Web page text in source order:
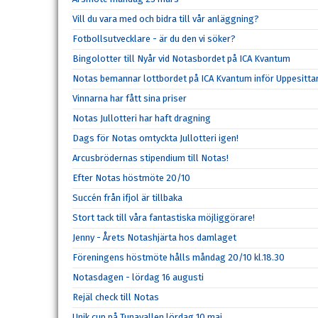
Vill du vara med och bidra till vår anläggning?
Fotbollsutvecklare - är du den vi söker?
Bingolotter till Nyår vid Notasbordet på ICA Kvantum
Notas bemannar lottbordet på ICA Kvantum inför
Vinnarna har fått sina priser
Notas Jullotteri har haft dragning
Dags för Notas omtyckta Jullotteri igen!
Arcusbrödernas stipendium till Notas!
Efter Notas höstmöte 20/10
Succén från ifjol är tillbaka
Stort tack till våra fantastiska möjliggörare!
Jenny - Årets Notashjärta hos damlaget
Föreningens höstmöte hålls måndag 20/10 kl.18.30
Notasdagen - lördag 16 augusti
Rejäl check till Notas